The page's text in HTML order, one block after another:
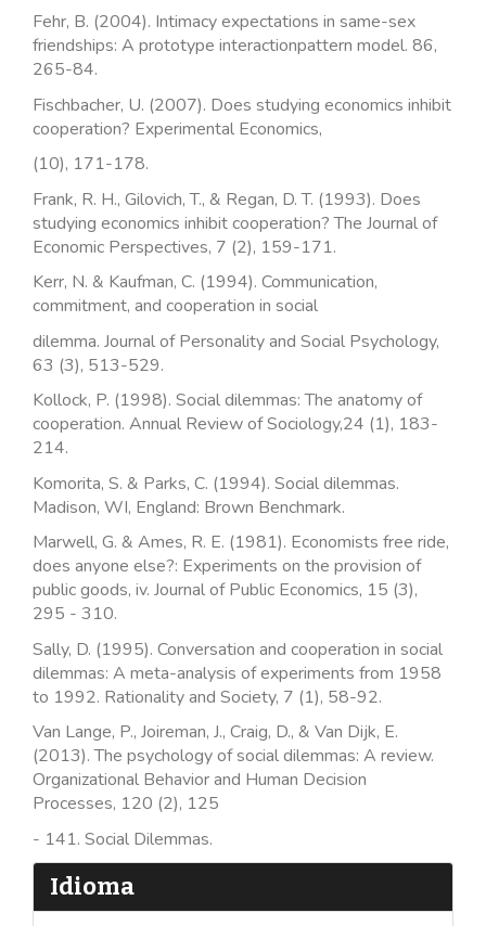
Fehr, B. (2004). Intimacy expectations in same-sex
friendships: A prototype interactionpattern model. 86,
265-84.
Fischbacher, U. (2007). Does studying economics inhibit
cooperation? Experimental Economics,
(10), 171-178.
Frank, R. H., Gilovich, T., & Regan, D. T. (1993). Does
studying economics inhibit cooperation? The Journal of
Economic Perspectives, 7 (2), 159-171.
Kerr, N. & Kaufman, C. (1994). Communication,
commitment, and cooperation in social
dilemma. Journal of Personality and Social Psychology,
63 (3), 513-529.
Kollock, P. (1998). Social dilemmas: The anatomy of
cooperation. Annual Review of Sociology,24 (1), 183-
214.
Komorita, S. & Parks, C. (1994). Social dilemmas.
Madison, WI, England: Brown Benchmark.
Marwell, G. & Ames, R. E. (1981). Economists free ride,
does anyone else?: Experiments on the provision of
public goods, iv. Journal of Public Economics, 15 (3),
295 - 310.
Sally, D. (1995). Conversation and cooperation in social
dilemmas: A meta-analysis of experiments from 1958
to 1992. Rationality and Society, 7 (1), 58-92.
Van Lange, P., Joireman, J., Craig, D., & Van Dijk, E.
(2013). The psychology of social dilemmas: A review.
Organizational Behavior and Human Decision
Processes, 120 (2), 125
- 141. Social Dilemmas.
Idioma